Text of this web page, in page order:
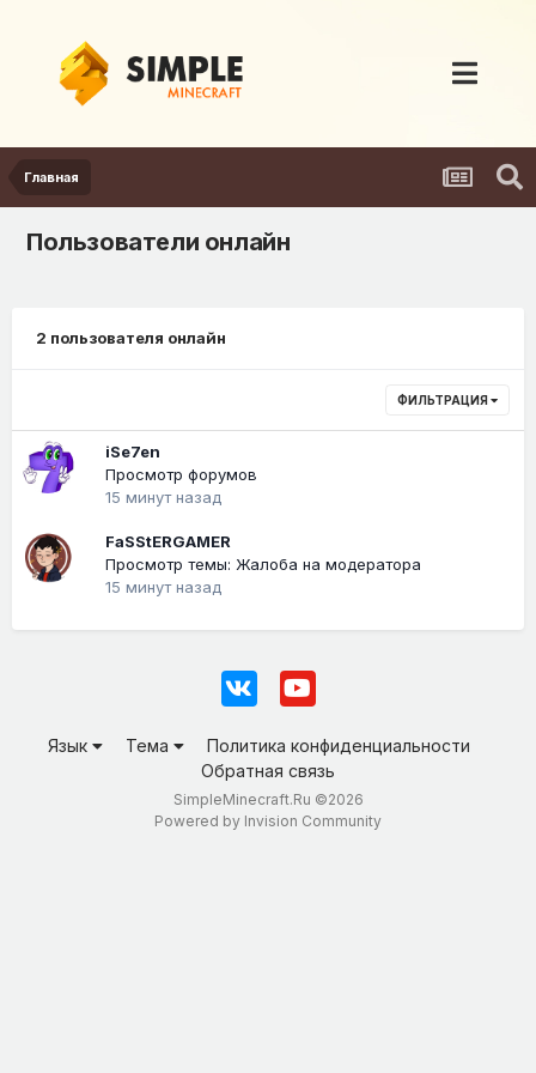
Главная
Пользователи онлайн
2 пользователя онлайн
ФИЛЬТРАЦИЯ
iSe7en
Просмотр форумов
15 минут назад
FaSStERGAMER
Просмотр темы: Жалоба на модератора
15 минут назад
Язык Тема
Политика конфиденциальности
Обратная связь
SimpleMinecraft.Ru ©2026
Powered by Invision Community